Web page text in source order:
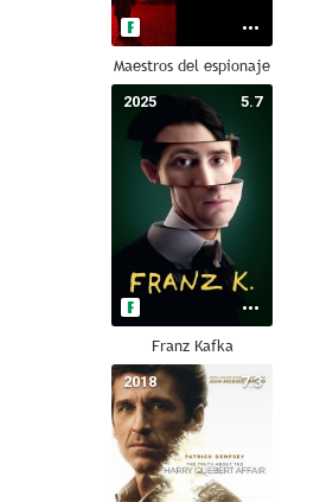
Maestros del espionaje
5.7
2025
Franz Kafka
7.3
2018